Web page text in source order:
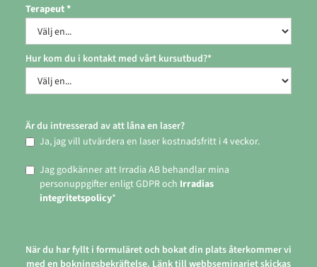
Terapeut *
Hur kom du i kontakt med vårt kursutbud?*
Är du intresserad av att låna en laser?
Ja, jag vill utvärdera en laser kostnadsfritt i 4 veckor.
Jag godkänner att Irradia AB behandlar mina
personuppgifter enligt GDPR och Irradias
integritetspolicy*
När du har fyllt i formuläret och bokat din plats återkommer vi